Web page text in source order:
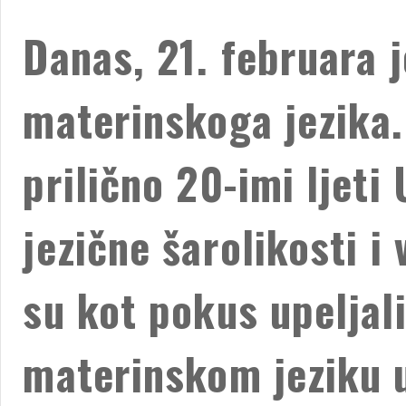
Danas, 21. februara
materinskoga
prilično 20-imi ljeti
jezične šarolikosti i
su kot pokus
materinskom jeziku